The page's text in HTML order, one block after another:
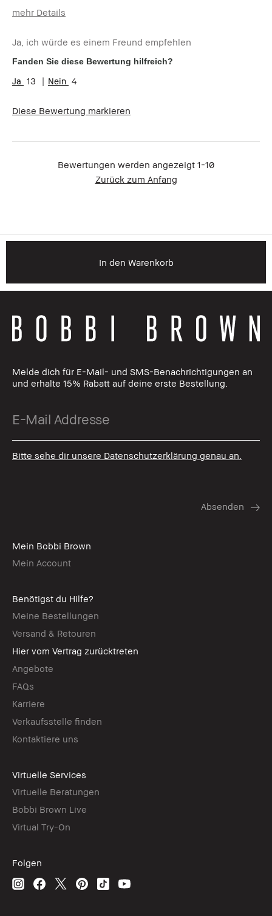
mehr Details
trockene sensible haut
Nachteile
Ja, ich würde es einem Freund empfehlen
Fanden Sie diese Bewertung hilfreich?
13 4
Diese Bewertung markieren
Bewertungen werden angezeigt 1-10
Zurück zum Anfang
In den Warenkorb
Melde dich für E-Mail- und SMS-Benachrichtigungen an
und erhalte 15% Rabatt auf deine erste Bestellung.
Bitte sehe dir unsere Datenschutzerklärung genau an.
Mein Bobbi Brown
Mein Account
Benötigst du Hilfe?
Meine Bestellungen
Versand & Retouren
Hier vom Vertrag zurücktreten
Angebote
FAQs
Karriere
Verkaufsstelle finden
Kontaktiere uns
Virtuelle Services
Virtuelle Beratungen
Bobbi Brown Live
Virtual Try-On
Folgen